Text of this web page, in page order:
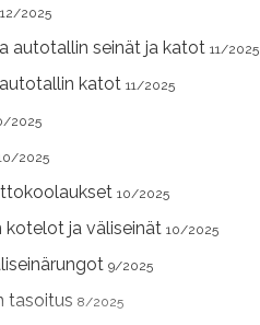
12/2025
autotallin seinät ja katot 11/2025
katot 11/2025
2025
2025
10/2025
ja väliseinät 10/2025
9/2025
tasoitus 8/2025